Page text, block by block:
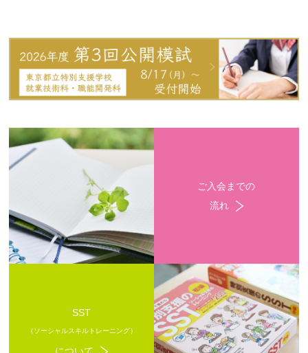
ご入会までの
流れ
SST
（ソーシャルスキルトレーニング）